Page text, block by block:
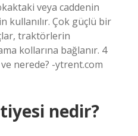
veya caddenin
kullanılır. Çok güçlü bir
traktörlerin
kollarına bağlanır. 4
nerede? -ytrent.com
nedir?